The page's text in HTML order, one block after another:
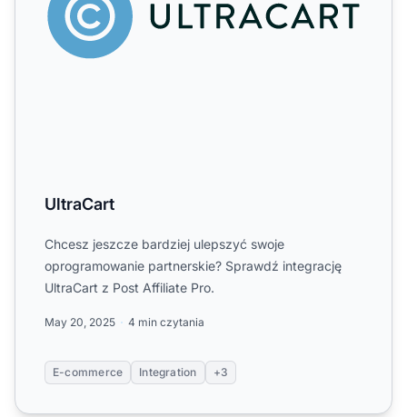
UltraCart
Chcesz jeszcze bardziej ulepszyć swoje
oprogramowanie partnerskie? Sprawdź integrację
UltraCart z Post Affiliate Pro.
May 20, 2025 4 min czytania
E-commerce Integration +3